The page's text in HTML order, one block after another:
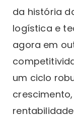
da história
logística e
agora em
um ciclo